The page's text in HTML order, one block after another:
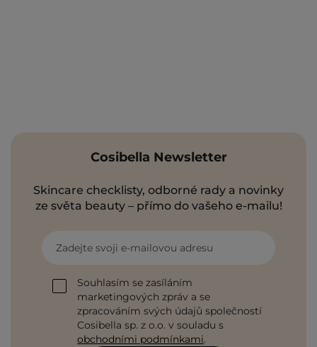
Cosibella Newsletter
Skincare checklisty, odborné rady a novinky
ze světa beauty – přímo do vašeho e-mailu!
Zadejte svoji e-mailovou adresu
Souhlasím se zasíláním
marketingových zpráv a se
zpracováním svých údajů společností
Cosibella sp. z o.o. v souladu s
obchodními podmínkami.